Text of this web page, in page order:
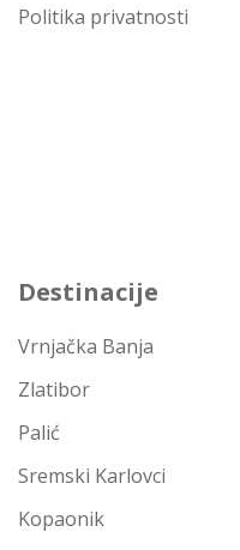
Politika privatnosti
Destinacije
Vrnjačka Banja
Zlatibor
Palić
Sremski Karlovci
Kopaonik